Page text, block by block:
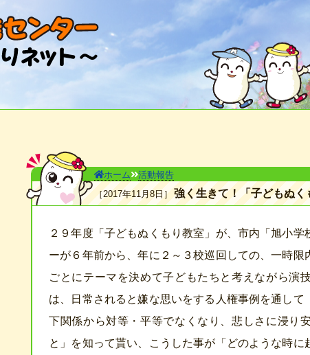
ホーム
活動報告
2017年11月8日
強く生きて！「子どもぬく
２９年度「子どもぬくもり教室」が、市内「旭小学
ーが６年前から、年に２～３校巡回しての、一時
ごとにテーマを決めて子どもたちと考えながら演
は、日常されると嫌な思いをする人権事例を通して
下関係から対等・平等でなくなり、悲しさに浸り
と」を知って貰い、こうした事が「どのような時に